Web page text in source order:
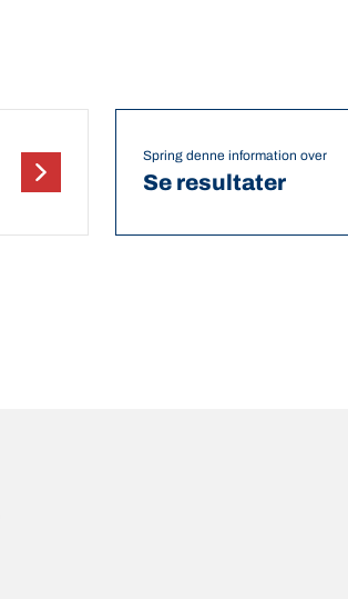
Spring denne information over
Se resultater